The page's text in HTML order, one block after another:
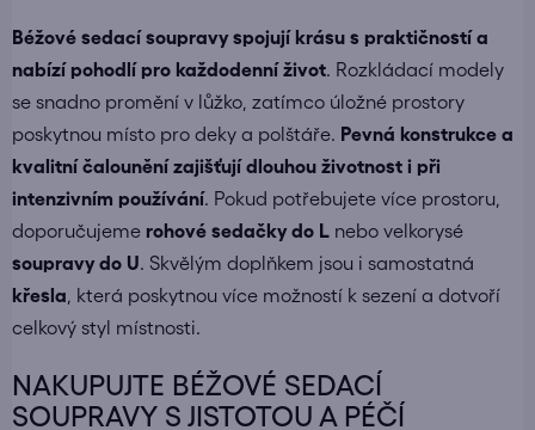
Béžové sedací soupravy spojují krásu s praktičností a
nabízí pohodlí pro každodenní život. Rozkládací modely
se snadno promění v lůžko, zatímco úložné prostory
poskytnou místo pro deky a polštáře. Pevná konstrukce a
kvalitní čalounění zajišťují dlouhou životnost i při
intenzivním používání. Pokud potřebujete více prostoru,
doporučujeme rohové sedačky do L nebo velkorysé
soupravy do U. Skvělým doplňkem jsou i samostatná
křesla , která poskytnou více možností k sezení a dotvoří
celkový styl místnosti.
NAKUPUJTE BÉŽOVÉ SEDACÍ
SOUPRAVY S JISTOTOU A PÉČÍ